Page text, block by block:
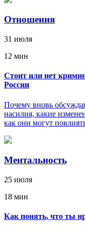
Отношения
31 июля
12 мин
Стоит или нет
России
Почему вновь
насилия, какие
как они могут
Ментальность
25 июля
18 мин
Как понять, что ты